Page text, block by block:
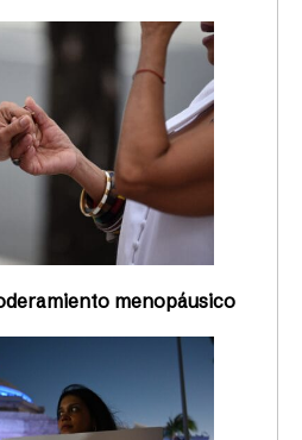
menopáusico